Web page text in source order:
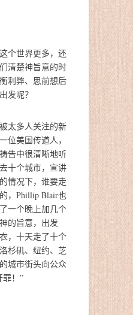
个世界更多，还
清楚神旨意的时
利弊、思前想后
发呢？
太多人关注的新
位美国传道人，
告中很清晰地听
十个城市，宣讲
情况下，谁要走
，Phillip Blair也
一个晚上加几个
的旨意，出发
，十天走了十个
杉矶、纽约、芝
城市街头向公众
罪！”